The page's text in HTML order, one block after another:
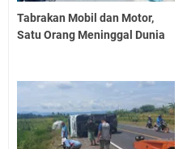
Tabrakan Mobil dan Motor,
Satu Orang Meninggal Dunia